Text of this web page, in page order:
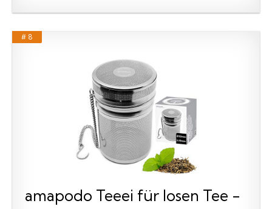
# 8
amapodo Teeei für losen Tee -